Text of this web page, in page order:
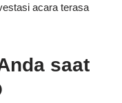
acara terasa
saat